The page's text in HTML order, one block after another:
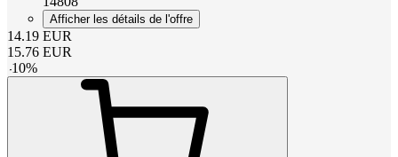
Afficher les détails de l'offre
14.19 EUR
15.76 EUR
-10%